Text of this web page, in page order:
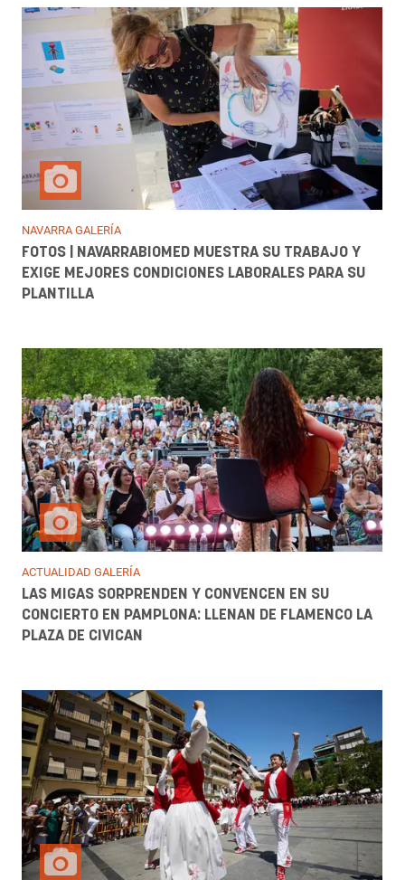
NAVARRA GALERÍA
FOTOS | NAVARRABIOMED MUESTRA SU TRABAJO Y
EXIGE MEJORES CONDICIONES LABORALES PARA SU
PLANTILLA
ACTUALIDAD GALERÍA
LAS MIGAS SORPRENDEN Y CONVENCEN EN SU
CONCIERTO EN PAMPLONA: LLENAN DE FLAMENCO LA
PLAZA DE CIVICAN